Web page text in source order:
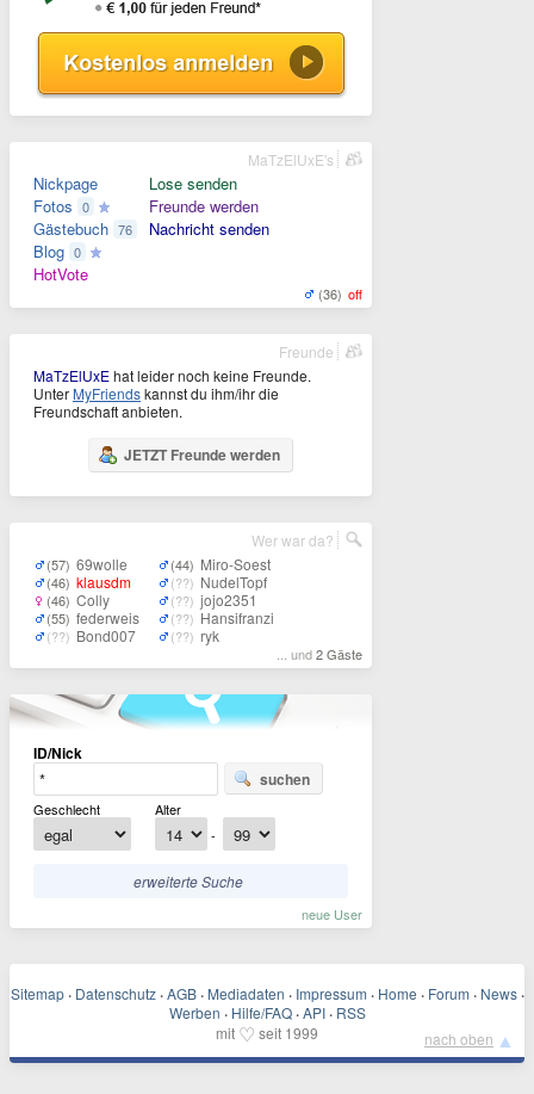
Nickpage
Fotos 0
Gästebuch 76
Blog 0
HotVote
Lose senden
Freunde werden
Nachricht senden
(36) off
MaTzElUxE's
MaTzElUxEhat leider noch keine Freunde.
Unter MyFriendskannst du ihm/ihr die
Freundschaft anbieten.
JETZT Freunde werden
Freunde
(57) 69wolle
(46) klausdm
(46) Colly
(55) federweis
(??) Bond007
(44) Miro-Soest
(??) NudelTopf
(??) jojo2351
(??) Hansifranzi
(??) ryk
... und2 Gäste
Wer war da?
ID/Nick
suchen
Geschlecht
Alter
-
erweiterte Suche
neue User
Sitemap · Datenschutz · AGB · Mediadaten · Impressum · Home · Forum · News ·
Werben · Hilfe/FAQ · API · RSS
mit ♡ seit 1999 nach oben ▲